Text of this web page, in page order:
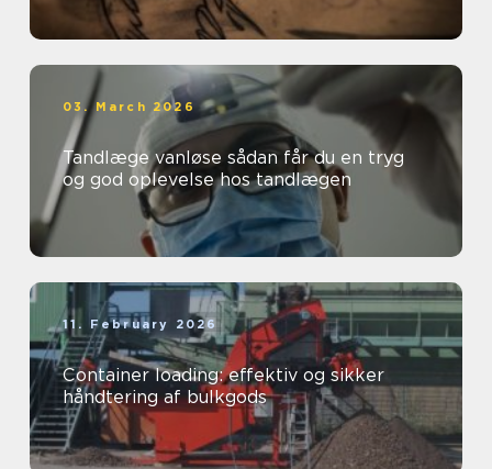
03. March 2026
Tandlæge vanløse sådan får du en tryg
og god oplevelse hos tandlægen
11. February 2026
Container loading: effektiv og sikker
håndtering af bulkgods